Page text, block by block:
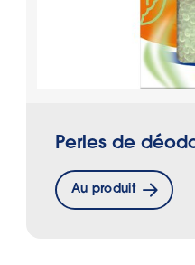
Perles de
Au produit